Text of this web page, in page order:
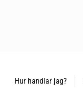
Hur handlar jag?